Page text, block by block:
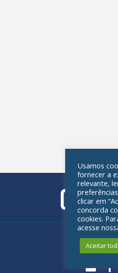
Política de
Usamos
fornecer a
relevante,
clicar em
concorda
cookies.
acesse
Aceitar